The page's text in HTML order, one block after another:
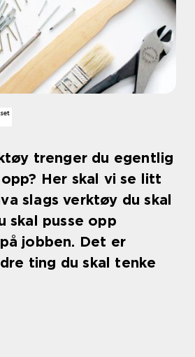
trenger du egentlig
Her skal vi se litt
slags verktøy du skal
skal pusse opp
jobben. Det er
ting du skal tenke